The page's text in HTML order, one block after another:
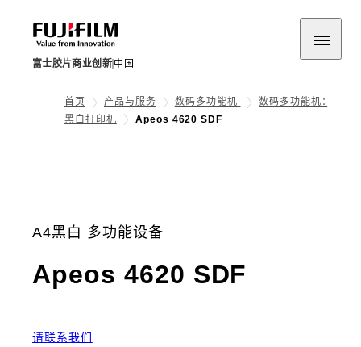
富士胶片商业创新 中国
首页 产品与服务 数码多功能机
数码多功能机：
黑白打印机
Apeos 4620 SDF
A4黑白 多功能设备
Apeos 4620 SDF
请联系我们